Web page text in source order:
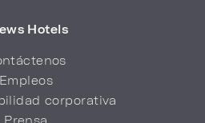
Hotels
Empleos
corporativa
Prensa